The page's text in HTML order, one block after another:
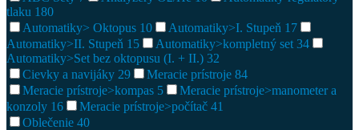
tlaku 180
Automatiky> Oktopus 10 Automatiky>I. Stupeň 17
Automatiky>II. Stupeň 15 Automatiky>kompletný set 34
Automatiky>Set bez oktopusu (I. + II.) 32
Cievky a navijáky 29 Meracie prístroje 84
Meracie prístroje>kompas 5
Meracie prístroje>manometer a
konzoly 16 Meracie prístroje>počítač 41
Oblečenie 40